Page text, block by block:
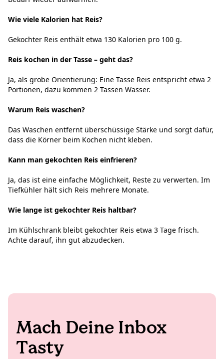
Wie viele Kalorien hat Reis?
Gekochter Reis enthält etwa 130 Kalorien pro 100 g.
Reis kochen in der Tasse – geht das?
Ja, als grobe Orientierung: Eine Tasse Reis entspricht etwa 2
Portionen, dazu kommen 2 Tassen Wasser.
Warum Reis waschen?
Das Waschen entfernt überschüssige Stärke und sorgt dafür,
dass die Körner beim Kochen nicht kleben.
Kann man gekochten Reis einfrieren?
Ja, das ist eine einfache Möglichkeit, Reste zu verwerten. Im
Tiefkühler hält sich Reis mehrere Monate.
Wie lange ist gekochter Reis haltbar?
Im Kühlschrank bleibt gekochter Reis etwa 3 Tage frisch.
Achte darauf, ihn gut abzudecken.
Mach Deine Inbox
Tasty